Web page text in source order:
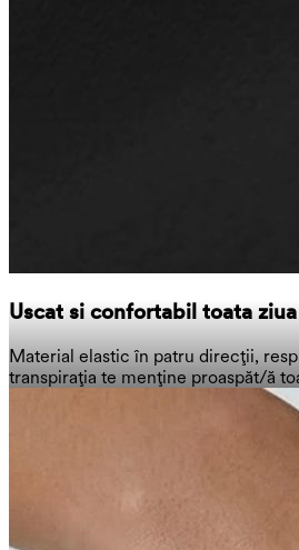
Uscat si confortabil toata ziua
Material elastic în patru direcții,
transpirația te menține proaspăt/ă